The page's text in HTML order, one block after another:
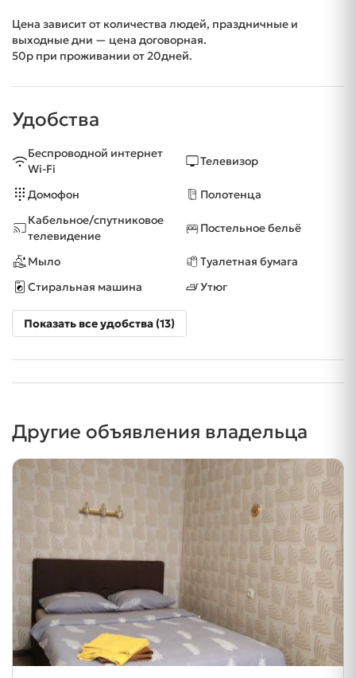
Цена зависит от количества людей, праздничные и
выходные дни — цена договорная.
50р при проживании от 20дней.
Удобства
Беспроводной интернет
Wi-Fi
Телевизор
Домофон
Полотенца
Кабельное/спутниковое
телевидение
Постельное бельё
Мыло
Туалетная бумага
Стиральная машина
Утюг
Показать все удобства (13)
Другие объявления владельца